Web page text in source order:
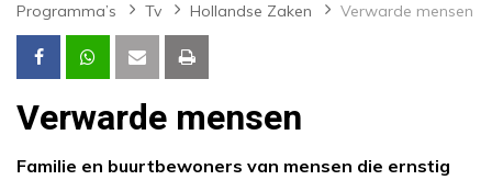
Programma’s Tv Hollandse Zaken Verwarde mensen
Verwarde mensen
Familie en buurtbewoners van mensen die ernstig